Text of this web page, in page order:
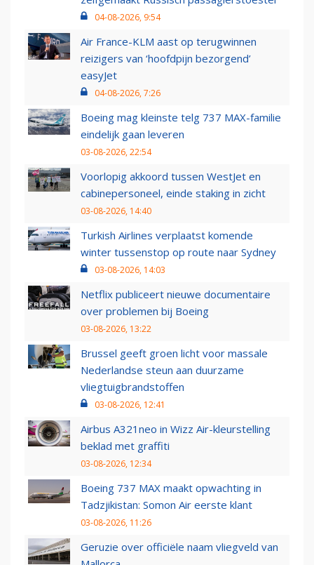
04-08-2026, 9:54
Air France-KLM aast op terugwinnen
reizigers van ‘hoofdpijn bezorgend’
easyJet
04-08-2026, 7:26
Boeing mag kleinste telg 737 MAX-familie
eindelijk gaan leveren
03-08-2026, 22:54
Voorlopig akkoord tussen WestJet en
cabinepersoneel, einde staking in zicht
03-08-2026, 14:40
Turkish Airlines verplaatst komende
winter tussenstop op route naar Sydney
03-08-2026, 14:03
Netflix publiceert nieuwe documentaire
over problemen bij Boeing
03-08-2026, 13:22
Brussel geeft groen licht voor massale
Nederlandse steun aan duurzame
vliegtuigbrandstoffen
03-08-2026, 12:41
Airbus A321neo in Wizz Air-kleurstelling
beklad met graffiti
03-08-2026, 12:34
Boeing 737 MAX maakt opwachting in
Tadzjikistan: Somon Air eerste klant
03-08-2026, 11:26
Geruzie over officiële naam vliegveld van